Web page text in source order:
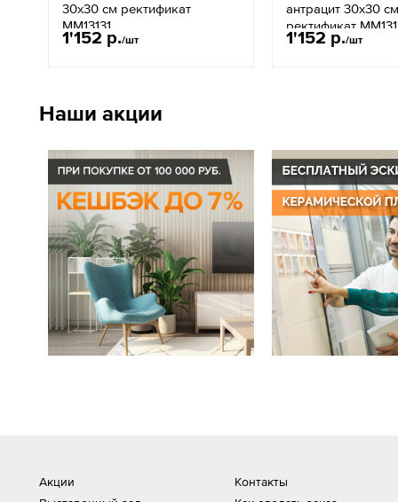
30x30 см ректификат
MM13131
1'152 р./шт
антрацит 30x30 см
ректификат
1'152 р./шт
Наши акции
Акции
Контакты